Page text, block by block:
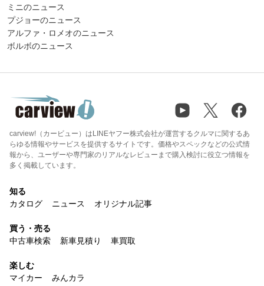
ミニのニュース
プジョーのニュース
アルファ・ロメオのニュース
ボルボのニュース
carview!（カービュー）はLINEヤフー株式会社が運営するクルマに関するあ
らゆる情報やサービスを提供するサイトです。価格やスペックなどの公式情
報から、ユーザーや専門家のリアルなレビューまで購入検討に役立つ情報を
多く掲載しています。
知る
カタログ
ニュース オリジナル記事
買う・売る
中古車検索
新車見積り 車買取
楽しむ
マイカー
みんカラ